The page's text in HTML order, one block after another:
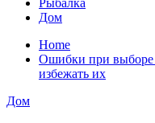
Рыбалка
Дом
Home
Ошибки при выборе
избежать их
Дом